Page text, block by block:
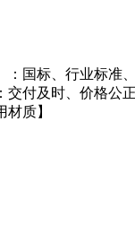
国标、行业标
付及时、价格
质】